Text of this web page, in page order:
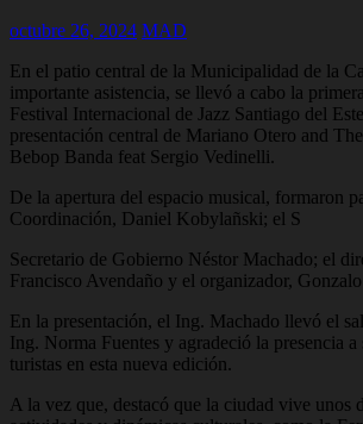
octubre 26, 2024 MAD
En el patio central de la Municipalidad de la
importante asistencia, se llevó a cabo la
Festival Internacional de Jazz Santiago del
presentación central de Mariano Otero and
Bebop Banda feat Sergio Vedinelli.
De la apertura del espacio musical, formaron
Coordinación, Daniel Kobylañski; el S
Secretario de Gobierno Néstor Machado; el
Francisco Avendaño y el organizador,
En la presentación, el Ing. Machado llevó el
Ing. Norma Fuentes y agradeció la presencia a
turistas en esta nueva edición.
A la vez que, destacó que la ciudad vive unos